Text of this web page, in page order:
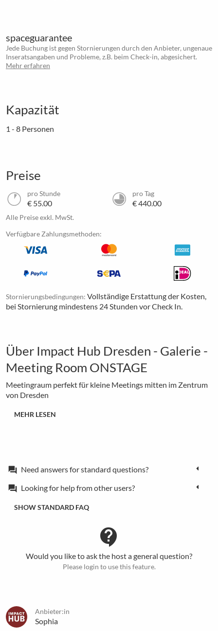
spaceguarantee
Jede Buchung ist gegen Stornierungen durch den Anbieter, ungenaue
Inseratsangaben und Probleme, z.B. beim Check-in, abgesichert.
Mehr erfahren
Kapazität
1 - 8 Personen
Preise
pro Stunde
€ 55.00
pro Tag
€ 440.00
Alle Preise exkl. MwSt.
Verfügbare Zahlungsmethoden:
Stornierungsbedingungen: Vollständige Erstattung der Kosten,
bei Stornierung mindestens 24 Stunden vor Check In.
Über Impact Hub Dresden - Galerie -
Meeting Room ONSTAGE
Meetingraum perfekt für kleine Meetings mitten im Zentrum
von Dresden
MEHR LESEN
forum Need answers for standard questions?
forum Looking for help from other users?
SHOW STANDARD FAQ
contact_support
Would you like to ask the host a general question?
Please login to use this feature.
Anbieter:in
Sophia